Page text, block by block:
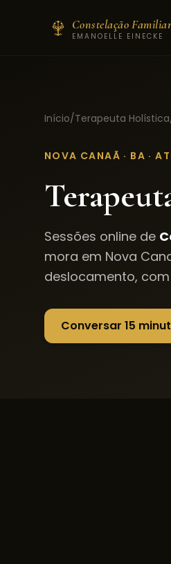
Constelação Familiar
EMANOELLE EINECKE
Início/Terapeuta Holística
NOVA CANAÃ · BA ·
Sessões online de
mora em Nova
deslocamento,
Conversar 15